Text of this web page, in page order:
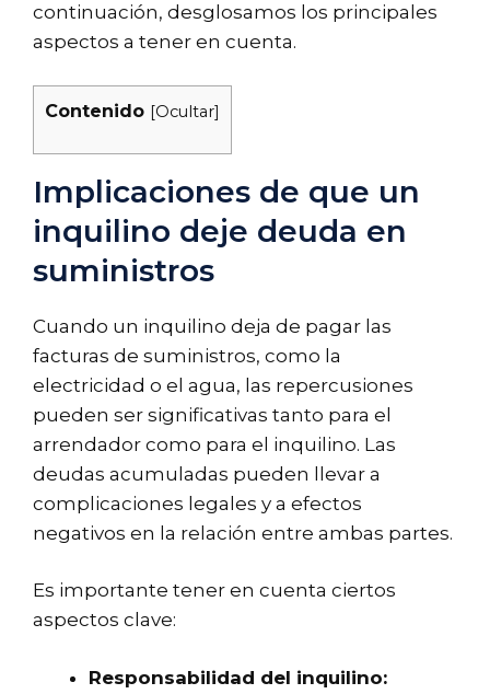
continuación, desglosamos los principales
aspectos a tener en cuenta.
Contenido [Ocultar]
Implicaciones de que un
inquilino deje deuda en
suministros
Cuando un inquilino deja de pagar las
facturas de suministros, como la
electricidad o el agua, las repercusiones
pueden ser significativas tanto para el
arrendador como para el inquilino. Las
deudas acumuladas pueden llevar a
complicaciones legales y a efectos
negativos en la relación entre ambas partes.
Es importante tener en cuenta ciertos
aspectos clave:
Responsabilidad del inquilino: